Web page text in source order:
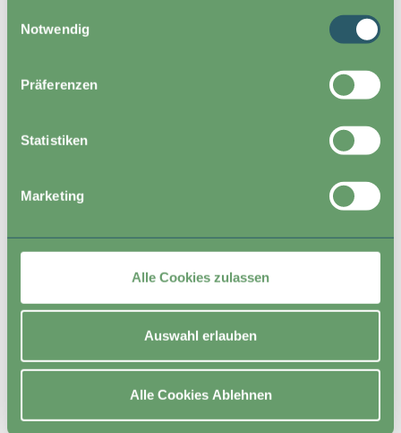
Daten zusammen, die Sie ihnen bereitgestellt haben oder
die sie im Rahmen Ihrer Nutzung der Dienste gesammelt
Notwendig
Präferenzen
Statistiken
Marketing
Alle Cookies zulassen
Auswahl erlauben
Alle Cookies Ablehnen
AUGUST 3, 2026